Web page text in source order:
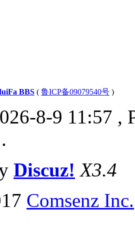
BBS ( 鲁ICP备09079540号 )
8-9 11:57 ,
Discuz! X3.4
Comsenz Inc.